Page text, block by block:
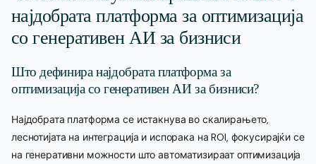
најдобрата платформа за оптимизација
со генеративен АИ за бизниси
Што дефинира најдобрата платформа за
оптимизација со генеративен АИ за бизниси?
Најдобрата платформа се истакнува во скалирањето,
леснотијата на интеграција и испорака на ROI, фокусирајќи се
на генеративни можности што автоматизираат оптимизација